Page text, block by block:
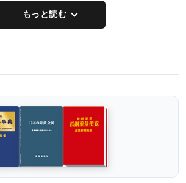
もっと読む